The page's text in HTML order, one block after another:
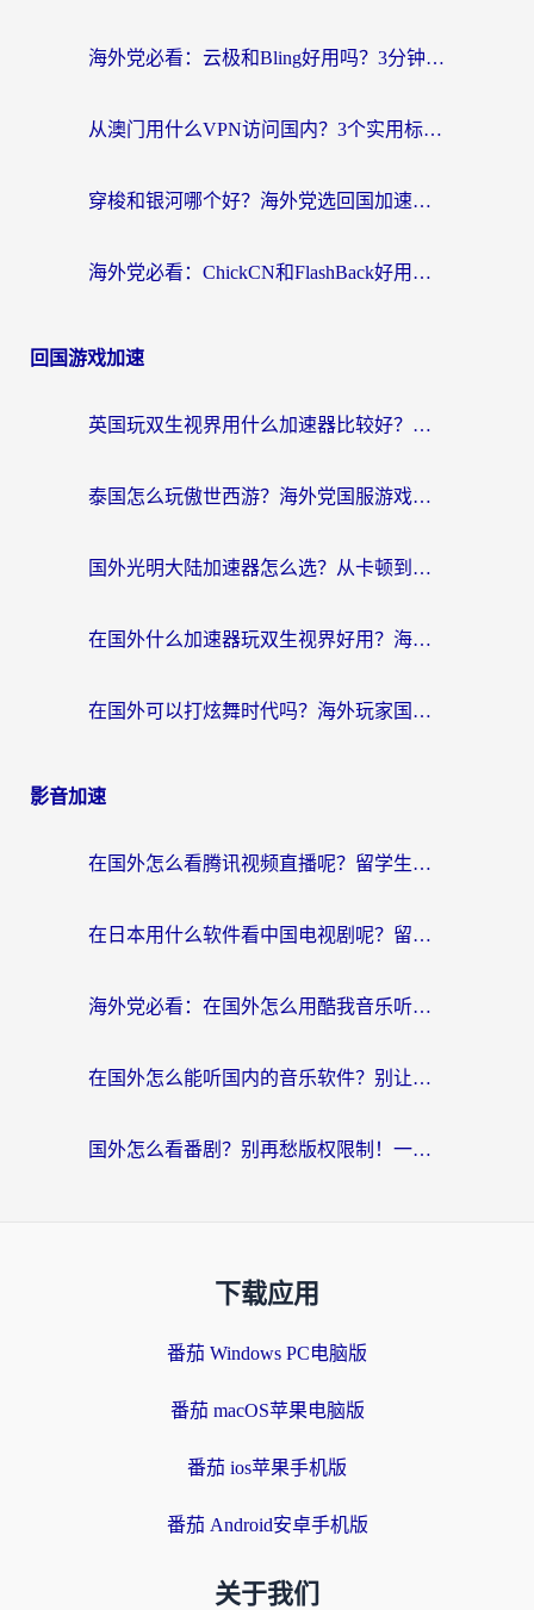
海外党必看：云极和Bling好用吗？3分钟教你选对回国加速器
从澳门用什么VPN访问国内？3个实用标准帮你避开坑，无缝刷剧听歌
穿梭和银河哪个好？海外党选回国加速器的避坑指南，附番茄加速器实测体验
海外党必看：ChickCN和FlashBack好用吗？3招教你选对回国加速器（附云极、HomeCN、斧牛vs艾果对比）
回国游戏加速
英国玩双生视界用什么加速器比较好？海外党亲测有效的国服游戏加速方案
泰国怎么玩傲世西游？海外党国服游戏加速终极攻略（附光明大陆量子特攻实测）
国外光明大陆加速器怎么选？从卡顿到丝滑的终极指南（含德国玩走开外星人墨西哥玩俄罗斯方块技巧）
在国外什么加速器玩双生视界好用？海外党亲测不踩坑的终极指南
在国外可以打炫舞时代吗？海外玩家国服游戏加速全攻略（附实测推荐）
影音加速
在国外怎么看腾讯视频直播呢？留学生亲测有效的回国加速指南
在日本用什么软件看中国电视剧呢？留学生亲测有效的回国加速方案
海外党必看：在国外怎么用酷我音乐听音乐？告别“地区不支持”的实用指南
在国外怎么能听国内的音乐软件？别让版权限制断了你的“中文歌单”
国外怎么看番剧？别再愁版权限制！一个工具解决所有回国追剧难题
下载应用
番茄 Windows PC电脑版
番茄 macOS苹果电脑版
番茄 ios苹果手机版
番茄 Android安卓手机版
关于我们